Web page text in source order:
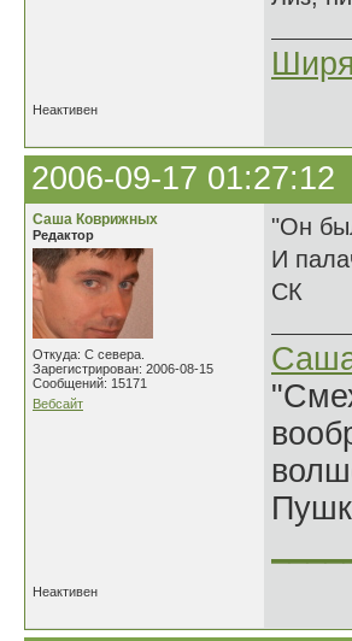
Неактивен
2006-09-17 01:27:12
Саша Коврижных
Редактор
Откуда: С севера.
Зарегистрирован: 2006-08-15
Сообщений: 15171
Вебсайт
"Он
И
СК
Неактивен